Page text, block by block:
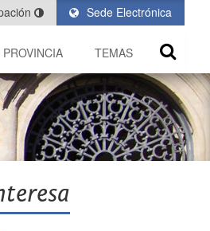
Sede Electrónica
PROVINCIA TEMAS